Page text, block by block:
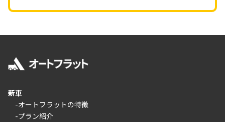
新車
-オートフラットの特徴
-プラン紹介